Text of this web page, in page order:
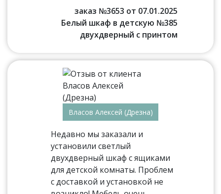
заказ №3653 от 07.01.2025
Белый шкаф в детскую №385
двухдверный с принтом
Власов Алексей (Дрезна)
Недавно мы заказали и
установили светлый
двухдверный шкаф с ящиками
для детской комнаты. Проблем
с доставкой и установкой не